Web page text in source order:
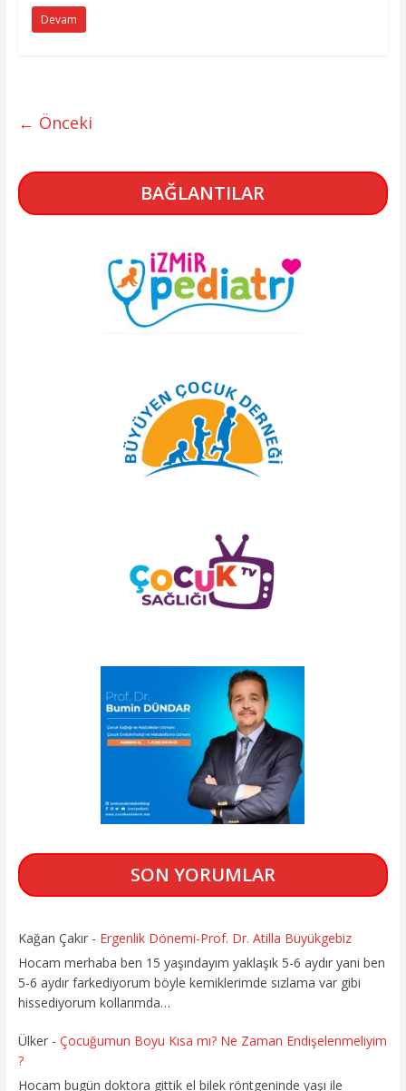
Devam
← Önceki
BAĞLANTILAR
SON YORUMLAR
Kağan Çakır- Ergenlik Dönemi-Prof. Dr. Atilla Büyükgebiz
Hocam merhaba ben 15 yaşındayım yaklaşık 5-6 aydır yani ben
5-6 aydır farkediyorum böyle kemiklerimde sızlama var gibi
hissediyorum kollarımda…
Ülker- Çocuğumun Boyu Kısa mı? Ne Zaman Endişelenmeliyim
?
Hocam bugün doktora gittik el bilek röntgeninde yaşı ile